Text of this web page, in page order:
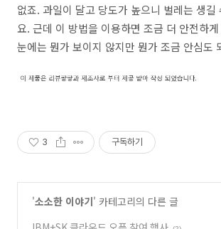
없죠. 과일이 달고 당도가 높으니 벌레는 생길
요. 근데 이 방법을 이용하면 조금 더 안전하
눈에는 뭔가 보이지 않지만 뭔가 조금 안심도
3 구독하기
'소소한 이야기' 카테고리의 다른 글